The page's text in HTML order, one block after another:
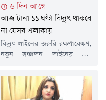
৬ দিন আগে
আজ টানা ১১ ঘণ্টা বিদ্যুৎ থাকবে
না যেসব এলাকায়
বিদ্যুৎ লাইনের জরুরি রক্ষণাবেক্ষণ,
নতুন সঞ্চালন লাইনের তার
ডালপালা ছাঁটাইয়ের কাজের কারণে
আজ শনিবার (১ আগস্ট) দেশের
কয়েকটি এলাকায় নির্দিষ্ট সময়ের